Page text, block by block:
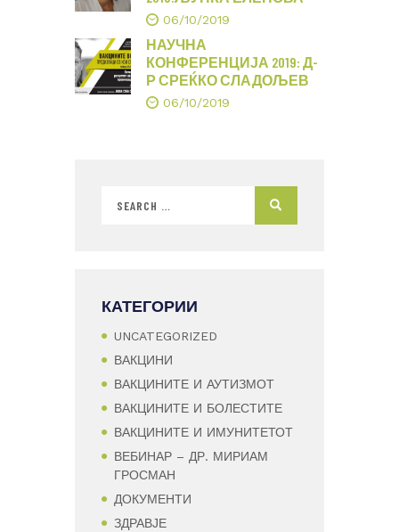
06/10/2019
НАУЧНА
КОНФЕРЕНЦИЈА 2019: Д-
Р СРЕЌКО СЛАДОЉЕВ
06/10/2019
КАТЕГОРИИ
UNCATEGORIZED
ВАКЦИНИ
ВАКЦИНИТЕ И АУТИЗМОТ
ВАКЦИНИТЕ И БОЛЕСТИТЕ
ВАКЦИНИТЕ И ИМУНИТЕТОТ
ВЕБИНАР – ДР. МИРИАМ
ГРОСМАН
ДОКУМЕНТИ
ЗДРАВЈЕ